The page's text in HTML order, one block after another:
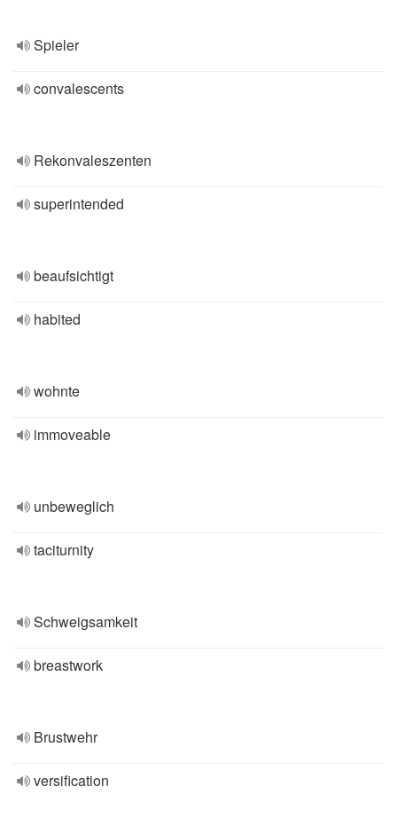
Spieler
convalescents
Rekonvaleszenten
superintended
beaufsichtigt
habited
wohnte
immoveable
unbeweglich
taciturnity
Schweigsamkeit
breastwork
Brustwehr
versification